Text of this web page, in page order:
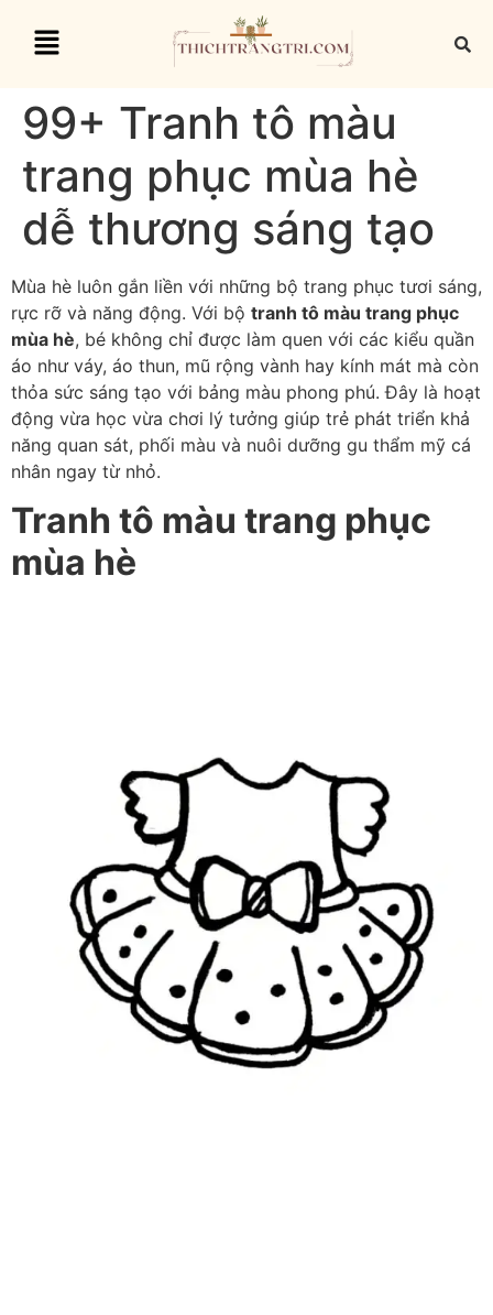
99+ Tranh tô màu
trang phục mùa hè
dễ thương sáng tạo
Mùa hè luôn gắn liền với những bộ trang phục tươi sáng,
rực rỡ và năng động. Với bộ tranh tô màu trang phục
mùa hè, bé không chỉ được làm quen với các kiểu quần
áo như váy, áo thun, mũ rộng vành hay kính mát mà còn
thỏa sức sáng tạo với bảng màu phong phú. Đây là hoạt
động vừa học vừa chơi lý tưởng giúp trẻ phát triển khả
năng quan sát, phối màu và nuôi dưỡng gu thẩm mỹ cá
nhân ngay từ nhỏ.
Tranh tô màu trang phục
mùa hè